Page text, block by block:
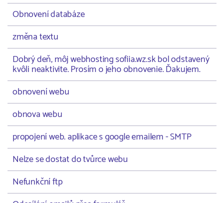
Obnovení databáze
změna textu
Dobrý deň, môj webhosting sofiia.wz.sk bol odstavený
kvôli neaktivite. Prosím o jeho obnovenie. Ďakujem.
obnovení webu
obnova webu
propojení web. aplikace s google emailem - SMTP
Nelze se dostat do tvůrce webu
Nefunkční ftp